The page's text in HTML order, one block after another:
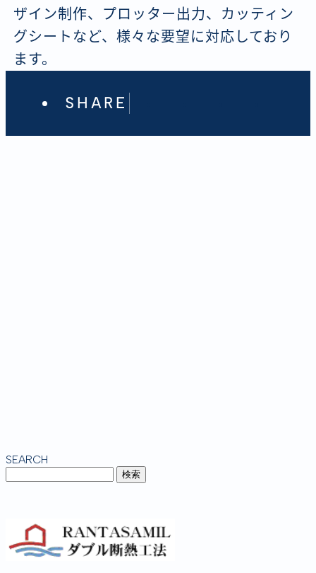
ザイン制作、プロッター出力、カッティン
グシートなど、様々な要望に対応しており
ます。
SHARE
SEARCH